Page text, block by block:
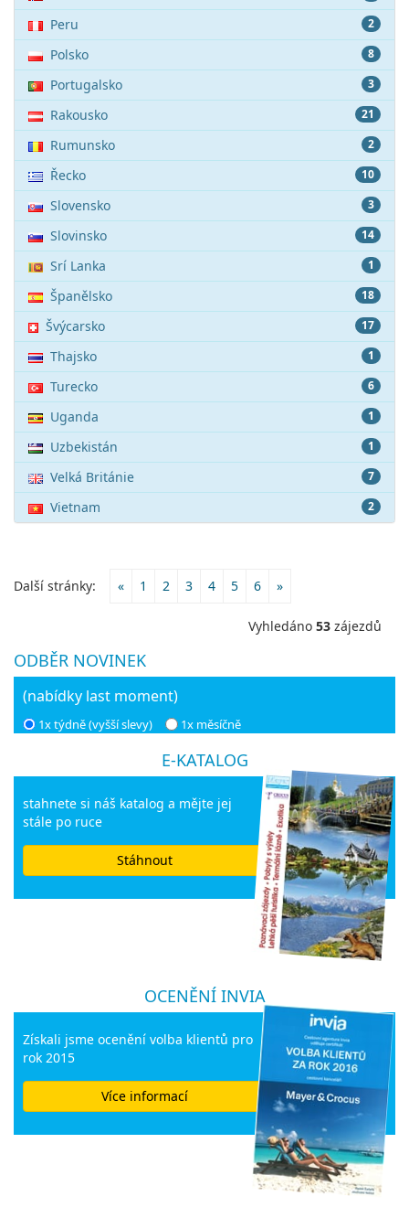
2
Peru
8
Polsko
3
Portugalsko
21
Rakousko
2
Rumunsko
10
Řecko
3
Slovensko
14
Slovinsko
1
Srí Lanka
18
Španělsko
17
Švýcarsko
1
Thajsko
6
Turecko
1
Uganda
1
Uzbekistán
7
Velká Británie
2
Vietnam
Další stránky: « 1 2 3 4 5 6 »
Vyhledáno 53 zájezdů
ODBĚR NOVINEK
(nabídky last moment)
1x týdně (vyšší slevy) 1x měsíčně
E-KATALOG
stahnete si náš katalog a mějte jej
stále po ruce
Stáhnout
OCENĚNÍ INVIA
Získali jsme ocenění volba klientů pro
rok 2015
Více informací